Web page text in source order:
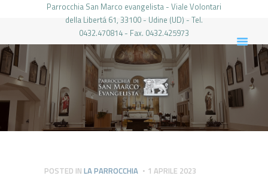
Parrocchia San Marco evangelista - Viale Volontari
della Libertá 61, 33100 - Udine (UD) - Tel.
0432.470814 - Fax. 0432.425973
PARROCCHIA DI SAN MARCO UDINE
HOME
LA PARROCCHIA
IL PARROCO
LE ATTIVITÀ
PIERABECH
POSTED IN LA PARROCCHIA 1 APRILE 2023